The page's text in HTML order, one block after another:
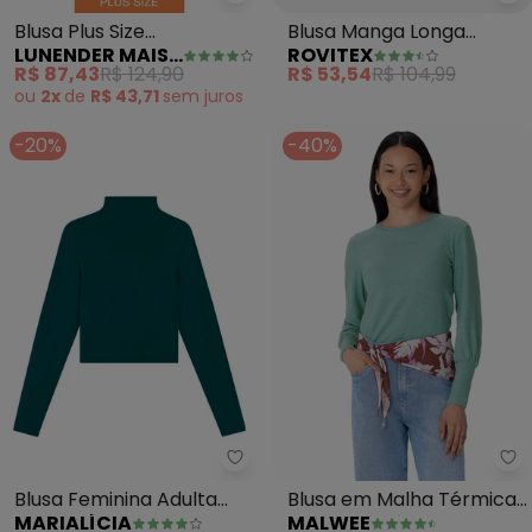
Blusa Plus Size
Texturizada (Verde)
LUNENDER MAIS MULHER
R$ 87,43R$ 124,90
ou 2x de R$ 43,71 sem juros
Blusa Manga Longa
Decote Canoa (Verde)
ROVITEX
R$ 53,54R$ 104,99
-20%
Marialícia - Blusa Feminina
Blusa Feminina Adulta
MARIALÍCIA
-40%
Blusa em Malha Térmica
MALWEE